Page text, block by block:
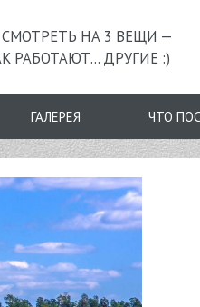
НА 3 ВЕЩИ —
РАБОТАЮТ... ДРУГИЕ :)
ГАЛЕРЕЯ ЧТО